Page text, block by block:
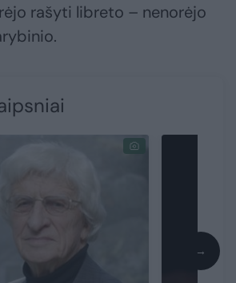
rašyti libreto – nenorėjo
→